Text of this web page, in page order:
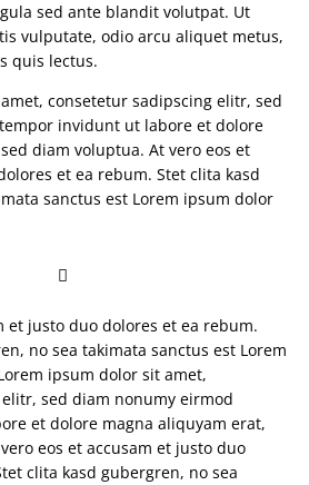
sed ante blandit volutpat. Ut
vulputate, odio arcu aliquet metus,
quis lectus.
consetetur sadipscing elitr, sed
invidunt ut labore et dolore
diam voluptua. At vero eos et
et ea rebum. Stet clita kasd
sanctus est Lorem ipsum dolor
et justo duo dolores et ea rebum.
no sea takimata sanctus est Lorem
ipsum dolor sit amet,
sed diam nonumy eirmod
et dolore magna aliquyam erat,
eos et accusam et justo duo
clita kasd gubergren, no sea